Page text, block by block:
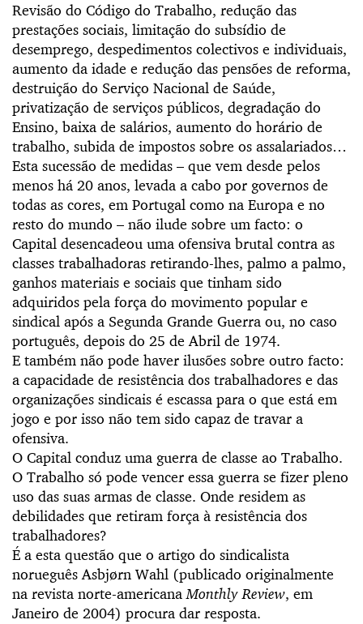
Revisão do Código do Trabalho, redução das
prestações sociais, limitação do subsídio de
desemprego, despedimentos colectivos e individuais,
aumento da idade e redução das pensões de reforma,
destruição do Serviço Nacional de Saúde,
privatização de serviços públicos, degradação do
Ensino, baixa de salários, aumento do horário de
trabalho, subida de impostos sobre os assalariados…
Esta sucessão de medidas – que vem desde pelos
menos há 20 anos, levada a cabo por governos de
todas as cores, em Portugal como na Europa e no
resto do mundo – não ilude sobre um facto: o
Capital desencadeou uma ofensiva brutal contra as
classes trabalhadoras retirando-lhes, palmo a palmo,
ganhos materiais e sociais que tinham sido
adquiridos pela força do movimento popular e
sindical após a Segunda Grande Guerra ou, no caso
português, depois do 25 de Abril de 1974.
E também não pode haver ilusões sobre outro facto:
a capacidade de resistência dos trabalhadores e das
organizações sindicais é escassa para o que está em
jogo e por isso não tem sido capaz de travar a
ofensiva.
O Capital conduz uma guerra de classe ao Trabalho.
O Trabalho só pode vencer essa guerra se fizer pleno
uso das suas armas de classe. Onde residem as
debilidades que retiram força à resistência dos
trabalhadores?
É a esta questão que o artigo do sindicalista
norueguês Asbjørn Wahl (publicado originalmente
na revista norte-americanaMonthly Review, em
Janeiro de 2004) procura dar resposta.